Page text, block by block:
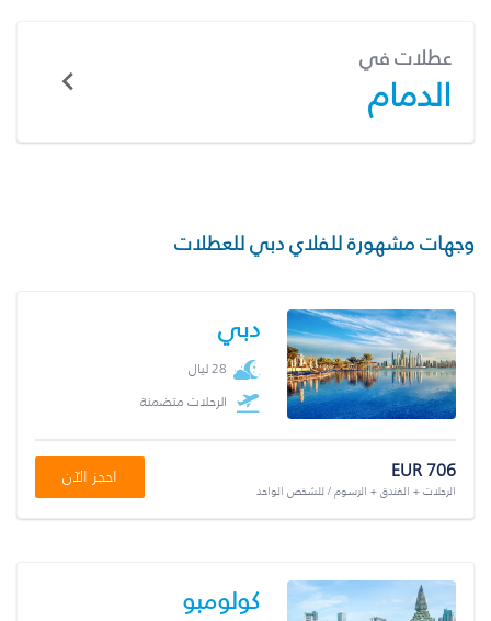
عطلات في
الدمام
وجهات مشهورة للفلاي دبي للعطلات
دبي
28 ليال
الرحلات متضمنة
EUR 706
الرحلات + الفندق + الرسوم / للشخص الواحد
احجز الآن
كولومبو